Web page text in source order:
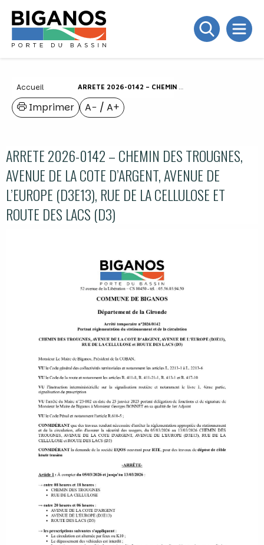
Accueil ARRETE 2026-0142 – CHEMIN DES TROUGNES, AVENUE DE LA COTE D’ARGENT, AVENUE DE L’EUROPE (D3E13), RUE DE LA CELLULOSE ET ROUTE DES LACS (D3)
A− / A+
Imprimer
ARRETE 2026-0142 – CHEMIN DES TROUGNES,
AVENUE DE LA COTE D’ARGENT, AVENUE DE
L’EUROPE (D3E13), RUE DE LA CELLULOSE ET
ROUTE DES LACS (D3)